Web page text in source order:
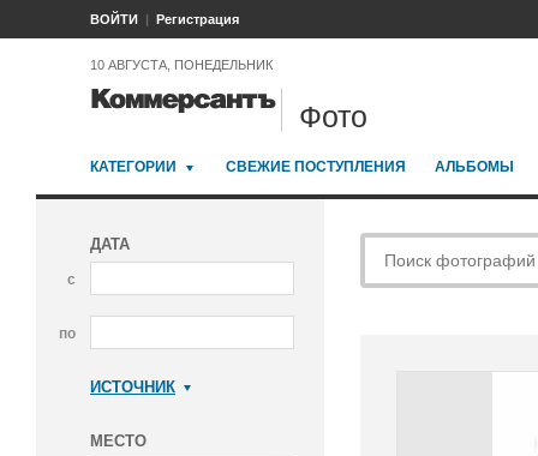
ВОЙТИ Регистрация
10 АВГУСТА, ПОНЕДЕЛЬНИК
Фото
КАТЕГОРИИ СВЕЖИЕ ПОСТУПЛЕНИЯ АЛЬБОМЫ
ДАТА
с
по
ИСТОЧНИК
МЕСТО